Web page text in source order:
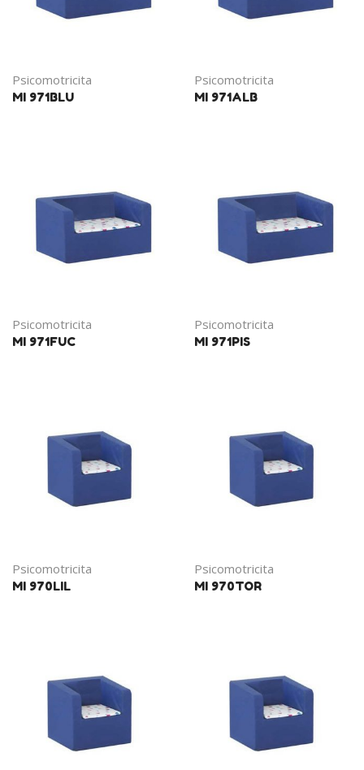
Psicomotricita
MI 971BLU
Psicomotricita
MI 971ALB
Psicomotricita
MI 971FUC
Psicomotricita
MI 971PIS
Psicomotricita
MI 970LIL
Psicomotricita
MI 970TOR